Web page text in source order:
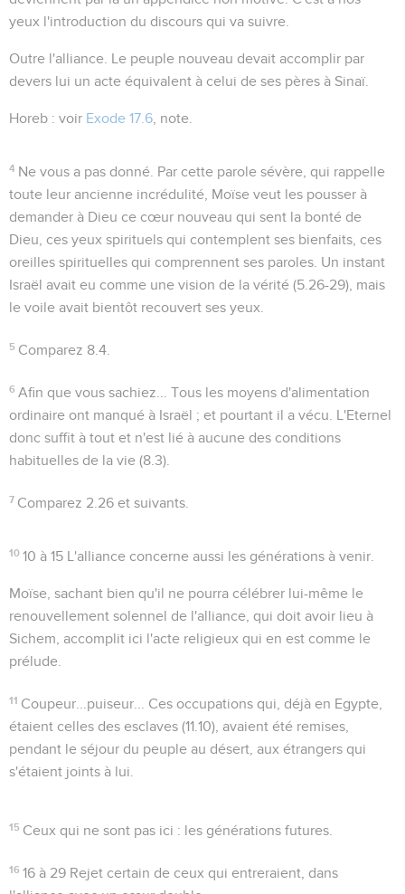
yeux l'introduction du discours qui va suivre.
Outre l'alliance . Le peuple nouveau devait accomplir par
devers lui un acte équivalent à celui de ses pères à Sinaï.
Horeb : voir Exode 17.6 , note.
4 Ne vous a pas donné . Par cette parole sévère, qui rappelle
toute leur ancienne incrédulité, Moïse veut les pousser à
demander à Dieu ce cœur nouveau qui sent la bonté de
Dieu, ces yeux spirituels qui contemplent ses bienfaits, ces
oreilles spirituelles qui comprennent ses paroles. Un instant
Israël avait eu comme une vision de la vérité (5.26-29), mais
le voile avait bientôt recouvert ses yeux.
5 Comparez 8.4
6 Afin que vous sachiez...
Tous les moyens d'alimentation
ordinaire ont manqué à Israël ; et pourtant il a vécu. L'Eternel
donc suffit à tout et n'est lié à aucune des conditions
habituelles de la vie (8.3).
7 Comparez 2.26 et suivants.
10 10 à 15 L'alliance concerne aussi les générations à venir.
Moïse, sachant bien qu'il ne pourra célébrer lui-même le
renouvellement solennel de l'alliance, qui doit avoir lieu à
Sichem, accomplit ici l'acte religieux qui en est comme le
prélude.
11 Coupeur...puiseur...
Ces occupations qui, déjà en Egypte,
étaient celles des esclaves (11.10), avaient été remises,
pendant le séjour du peuple au désert, aux étrangers qui
s'étaient joints à lui.
15 Ceux qui ne sont pas ici : les générations futures.
16 16 à 29 Rejet certain de ceux qui entreraient, dans